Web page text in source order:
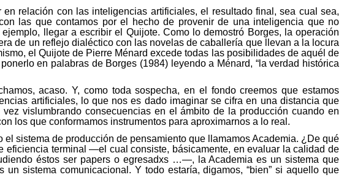
relación con las inteligencias artificiales, el resultado final, sea cual sea,
las que contamos por el hecho de provenir de una inteligencia que no
llegar a escribir el Quijote. Como lo demostró Borges, la operación
de un reflejo dialéctico con las novelas de caballería que llevan a la locura
el Quijote de Pierre Ménard excede todas las posibilidades de aquél de
en palabras de Borges (1984) leyendo a Ménard, “la verdad histórica
acaso. Y, como toda sospecha, en el fondo creemos que estamos
artificiales, lo que nos es dado imaginar se cifra en una distancia que
vez vislumbrando consecuencias en el ámbito de la producción cuando en
los que conformamos instrumentos para aproximarnos a lo real.
sistema de producción de pensamiento que llamamos Academia. ¿De qué
eficiencia terminal —el cual consiste, básicamente, en evaluar la calidad de
éstos ser papers o egresadxs…—, la Academia es un sistema que
sistema comunicacional. Y todo estaría, digamos, “bien” si aquello que